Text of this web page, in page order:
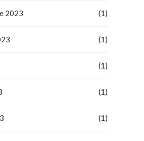
2023 (1)
(1)
(1)
(1)
(1)